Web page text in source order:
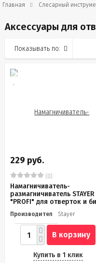
Главная Слесарный
Аксессуары для
Показывать по:
229 руб.
(0)
Намагничиватель-
размагничиватель STAYER
"PROFI" для отверток и
Производитель Stayer
В корзину
Купить в 1 клик